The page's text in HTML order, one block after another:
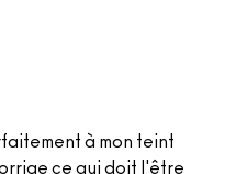
à mon teint
ce qui doit l'être